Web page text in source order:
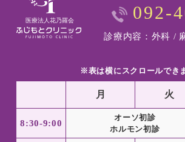
092-
診療内容：外科 /
※表は横にスクロールでき
月 火
8:30-9:00
オーソ初診
ホルモン初診